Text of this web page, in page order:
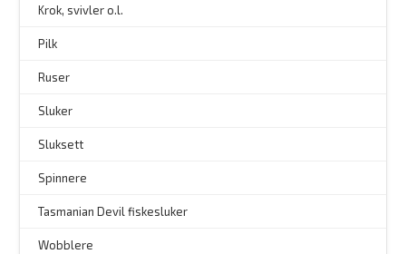
Krok, svivler o.l.
Pilk
Ruser
Sluker
Sluksett
Spinnere
Tasmanian Devil fiskesluker
Wobblere